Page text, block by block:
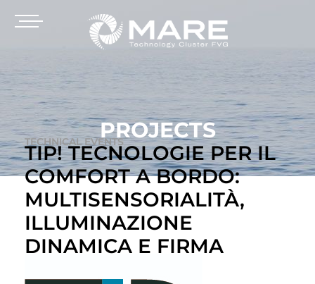
PROJECTS
TECHNICAL EVENTS
TIP! TECNOLOGIE PER IL
COMFORT A BORDO:
MULTISENSORIALITÀ,
ILLUMINAZIONE
DINAMICA E FIRMA